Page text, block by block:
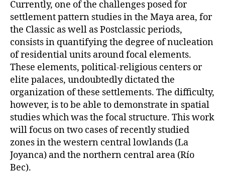
Currently, one of the challenges posed for
settlement pattern studies in the Maya area, for
the Classic as well as Postclassic periods,
consists in quantifying the degree of nucleation
of residential units around focal elements.
These elements, political-religious centers or
elite palaces, undoubtedly dictated the
organization of these settlements. The difficulty,
however, is to be able to demonstrate in spatial
studies which was the focal structure. This work
will focus on two cases of recently studied
zones in the western central lowlands (La
Joyanca) and the northern central area (Río
Bec).